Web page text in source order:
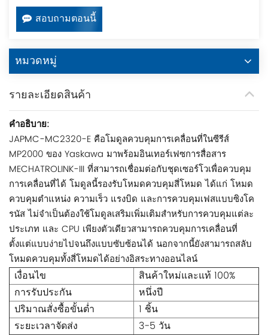
สอบถามตอนนี้
หมวดหมู่
รายละเอียดสินค้า
คำอธิบาย:
JAPMC-MC2320-E คือโมดูลควบคุมการเคลื่อนที่ในซีรีส์
MP2000 ของ Yaskawa มาพร้อมอินเทอร์เฟซการสื่อสาร
MECHATROLINK-III ที่สามารถเชื่อมต่อกับชุดเซอร์โวเพื่อควบคุม
การเคลื่อนที่ได้ โมดูลนี้รองรับโหมดควบคุมสี่โหมด ได้แก่ โหมด
ควบคุมตำแหน่ง ความเร็ว แรงบิด และการควบคุมเฟสแบบซิงโค
รนัส ไม่จำเป็นต้องใช้โมดูลเสริมเพิ่มเติมสำหรับการควบคุมแต่ละ
ประเภท และ CPU เพียงตัวเดียวสามารถควบคุมการเคลื่อนที่
ตั้งแต่แบบง่ายไปจนถึงแบบซับซ้อนได้ นอกจากนี้ยังสามารถสลับ
โหมดควบคุมทั้งสี่โหมดได้อย่างอิสระทางออนไลน์
เงื่อนไข
สินค้าใหม่และแท้ 100%
การรับประกัน
หนึ่งปี
ปริมาณสั่งซื้อขั้นต่ำ
1 ชิ้น
ระยะเวลาจัดส่ง
3-5 วัน